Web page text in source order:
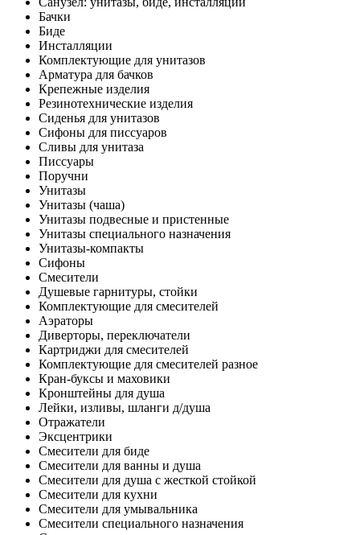
Бачки
Биде
Инсталляции
Комплектующие для унитазов
Арматура для бачков
Крепежные изделия
Резинотехнические изделия
Сиденья для унитазов
Сифоны для писсуаров
Сливы для унитаза
Писсуары
Поручни
Унитазы
Унитазы (чаша)
Унитазы подвесные и пристенные
Унитазы специального назначения
Унитазы-компакты
Сифоны
Смесители
Душевые гарнитуры, стойки
Комплектующие для смесителей
Аэраторы
Диверторы, переключатели
Картриджи для смесителей
Комплектующие для смесителей разное
Кран-буксы и маховики
Кронштейны для душа
Лейки, изливы, шланги д/душа
Отражатели
Эксцентрики
Смесители для биде
Смесители для ванны и душа
Смесители для душа с жесткой стойкой
Смесители для кухни
Смесители для умывальника
Смесители специального назначения